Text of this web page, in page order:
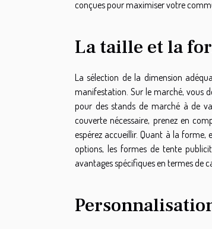
conçues pour maximiser votre
La taille et la
La sélection de la dimension
manifestation. Sur le marché, vous
pour des stands de marché à de
couverte nécessaire, prenez en
espérez accueillir. Quant à la
options, les formes de tente
avantages spécifiques en termes de